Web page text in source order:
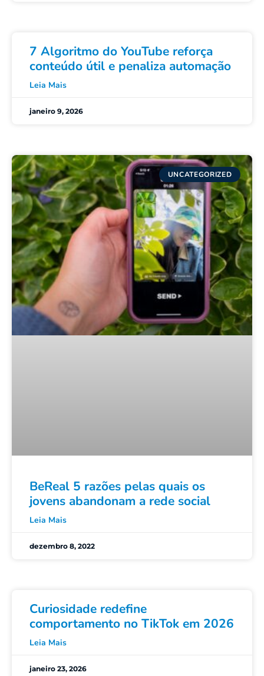
7 Algoritmo do YouTube reforça
conteúdo útil e penaliza automação
Leia Mais
janeiro 9, 2026
UNCATEGORIZED
BeReal 5 razões pelas quais os
jovens abandonam a rede social
Leia Mais
dezembro 8, 2022
Curiosidade redefine
comportamento no TikTok em 2026
Leia Mais
janeiro 23, 2026